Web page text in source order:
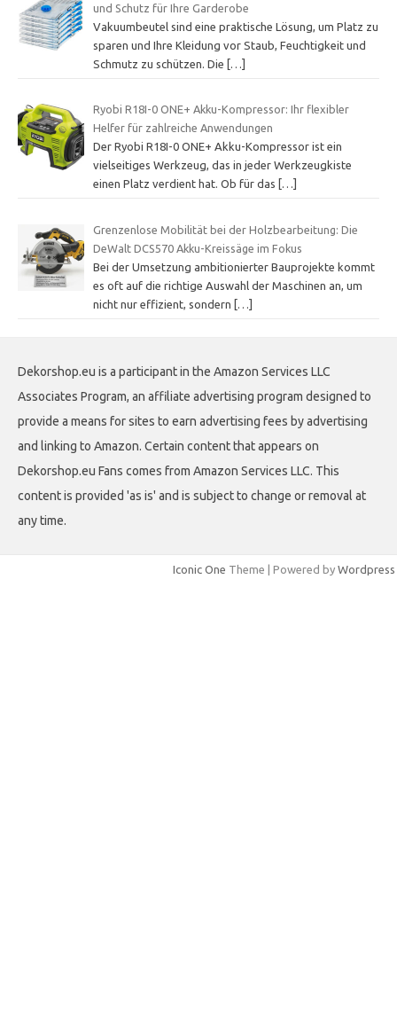
und Schutz für Ihre Garderobe
Vakuumbeutel sind eine praktische Lösung, um Platz zu
sparen und Ihre Kleidung vor Staub, Feuchtigkeit und
Schmutz zu schützen. Die
[…]
Ryobi R18I-0 ONE+ Akku-Kompressor: Ihr flexibler
Helfer für zahlreiche Anwendungen
Der Ryobi R18I-0 ONE+ Akku-Kompressor ist ein
vielseitiges Werkzeug, das in jeder Werkzeugkiste
einen Platz verdient hat. Ob für das
[…]
Grenzenlose Mobilität bei der Holzbearbeitung: Die
DeWalt DCS570 Akku-Kreissäge im Fokus
Bei der Umsetzung ambitionierter Bauprojekte kommt
es oft auf die richtige Auswahl der Maschinen an, um
nicht nur effizient, sondern
[…]
Dekorshop.eu is a participant in the Amazon Services LLC
Associates Program, an affiliate advertising program designed to
provide a means for sites to earn advertising fees by advertising
and linking to Amazon. Certain content that appears on
Dekorshop.eu Fans comes from Amazon Services LLC. This
content is provided 'as is' and is subject to change or removal at
any time.
Iconic One Theme | Powered by Wordpress